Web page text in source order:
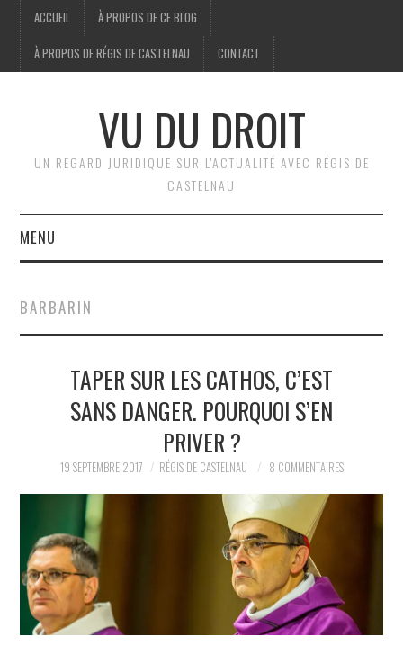
ACCUEIL À PROPOS DE CE BLOG
À PROPOS DE RÉGIS DE CASTELNAU CONTACT
VU DU DROIT
UN REGARD JURIDIQUE SUR L'ACTUALITÉ AVEC RÉGIS DE
CASTELNAU
MENU
BRÈVES
JURIDIQUE
POLITIQUE
HISTOIRE
CULTURE
SPORT
BARBARIN
TAPER SUR LES CATHOS, C’EST
SANS DANGER. POURQUOI S’EN
PRIVER ?
19 SEPTEMBRE 2017 RÉGIS DE CASTELNAU 8 COMMENTAIRES